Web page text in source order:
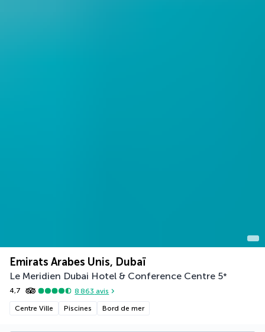
Emirats Arabes Unis, Dubaï
Le Meridien Dubai Hotel & Conference Centre 5*
4,7 8 863 avis
Centre Ville Piscines Bord de mer